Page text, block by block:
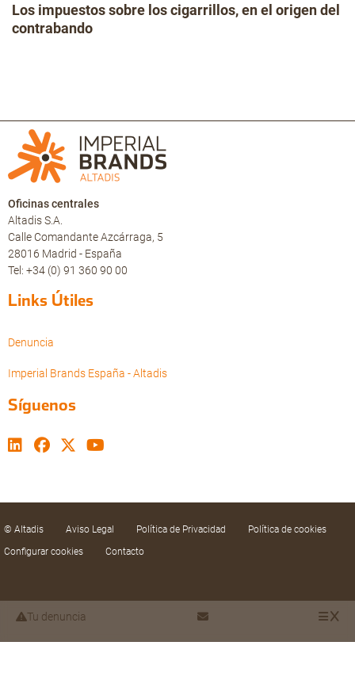
Tu denuncia
Los impuestos sobre los cigarrillos, en el origen del
contrabando
Oficinas centrales
Altadis S.A.
Calle Comandante Azcárraga, 5
28016 Madrid - España
Tel: +34 (0) 91 360 90 00
Links Útiles
Denuncia
Imperial Brands España - Altadis
Síguenos
© Altadis Aviso Legal Política de Privacidad
Política de cookies
Configurar cookies
Contacto